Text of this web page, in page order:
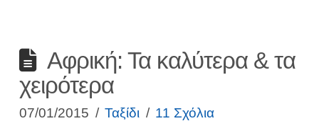
Αφρική: Τα καλύτερα & τα
χειρότερα
07/01/2015 Ταξίδι 11 Σχόλια